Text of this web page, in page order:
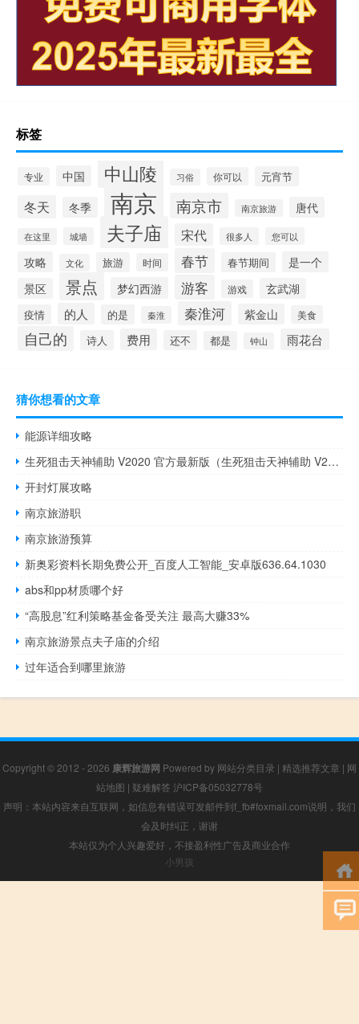
标签
专业 中国 中山陵 习俗 你可以 元宵节
冬天 冬季 南京 南京市 南京旅游 唐代
在这里 城墙 夫子庙 宋代 很多人 您可以
攻略 文化 旅游 时间 春节 春节期间
是一个
景区
景点 梦幻西游 游客 游戏 玄武湖
疫情 的人 的是 秦淮 秦淮河 紫金山 美食
自己的 诗人 费用 还不 都是 钟山 雨花台
猜你想看的文章
能源详细攻略
生死狙击天神辅助 V2020 官方最新版（生死狙击天神辅助 V2020 官方最新版功能简介）
开封灯展攻略
南京旅游职
南京旅游预算
新奥彩资料长期免费公开_百度人工智能_安卓版636.64.1030
abs和pp材质哪个好
“高股息”红利策略基金备受关注 最高大赚33%
南京旅游景点夫子庙的介绍
过年适合到哪里旅游
Copyright © 2012 - 2026 康辉旅游网 Powered by 网站分类目录 | 精选推荐文章 | 网
站地图 | 疑难解答 沪ICP备05032778号
声明：本站内容来自互联网，如信息有错误可发邮件到f_fb#foxmail.com说明，我们
会及时纠正，谢谢
本站仅为个人兴趣爱好，不接盈利性广告及商业合作
小男孩